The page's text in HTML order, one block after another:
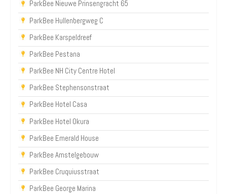
ParkBee Nieuwe Prinsengracht 65
ParkBee Hullenbergweg C
ParkBee Karspeldreef
ParkBee Pestana
ParkBee NH City Centre Hotel
ParkBee Stephensonstraat
ParkBee Hotel Casa
ParkBee Hotel Okura
ParkBee Emerald House
ParkBee Amstelgebouw
ParkBee Cruquiusstraat
ParkBee George Marina